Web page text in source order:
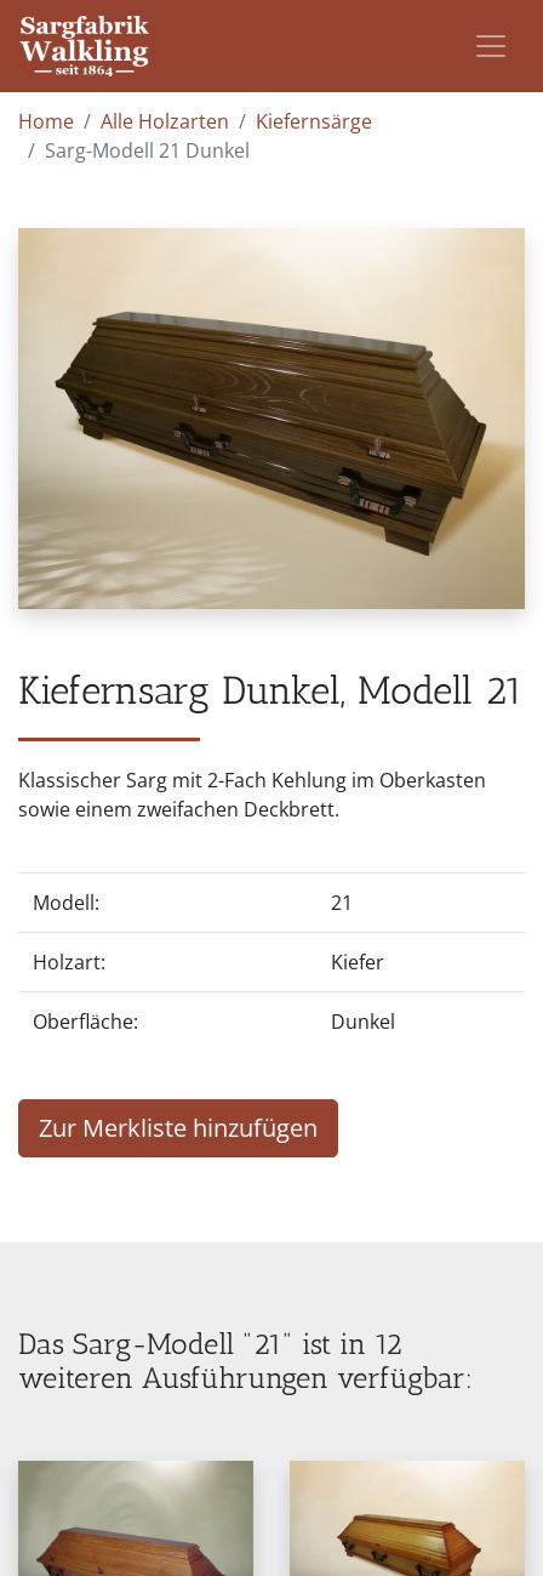
Home Alle Holzarten
Kiefernsärge
Sarg-Modell 21 Dunkel
Kiefernsarg Dunkel, Modell 21
Klassischer Sarg mit 2-Fach Kehlung im Oberkasten
sowie einem zweifachen Deckbrett.
Modell: 21
Holzart: Kiefer
Oberfläche: Dunkel
Zur Merkliste hinzufügen
Das Sarg-Modell "21" ist in 12
weiteren Ausführungen verfügbar: